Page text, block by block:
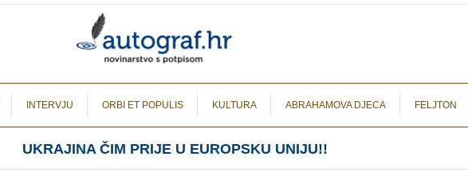
INTERVJU ORBI ET POPULIS KULTURA ABRAHAMOVA DJECA FELJTON
UKRAJINA ČIM PRIJE U EUROPSKU UNIJU!!